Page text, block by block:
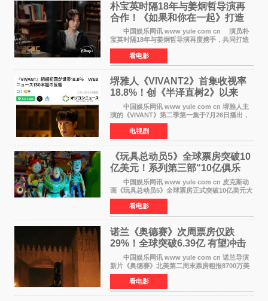
朴宝英时隔18年与姜炯哲导演再
合作！《如果和你在一起》打造
奇幻浪漫喜剧
中国娱乐网讯 www yule com cn 演员朴
宝英时隔18年与姜炯哲导演再度携手，共同打造
备受期待的浪漫喜剧新作《如果和你在一起》
（暂定名）。据OSEN报道，朴宝英将出演该片
女主角，自2008年《
看电影
堺雅人《VIVANT2》首集收视率
18.8%！创《半泽直树2》以来
TBS周日剧场最高开局
中国娱乐网讯 www yule com cn 堺雅人主
演的《VIVANT》第二季第一集于7月26日播出，
首集收视率高达18 8%，成为自2020年《半泽直
树2》首集22%以来，TBS周日剧场最高开播收视
纪录。 考虑到
电视剧
《玩具总动员5》全球票房突破10
亿美元！系列第三部“10亿俱乐
部”达成
中国娱乐网讯 www yule com cn 皮克斯动
画《玩具总动员5》全球票房正式突破10亿美元大
关。截至上周末，该片全球累计票房已达10 22亿
美元，其中北美市场贡献4 48亿美元，中国内地
票房达2 82
看电影
诺兰《奥德赛》次周票房仅跌
29%！全球突破6.39亿 有望冲击
13亿成诺兰最卖座电影
中国娱乐网讯 www yule com cn 诺兰导演
新片《奥德赛》北美第二周末票房粗报8700万美
元（周五至周日：2600万&rarr;3460万
&rarr;2640万），较首周1 24亿美元仅下跌29
6%，走势极为强劲，远超
看电影